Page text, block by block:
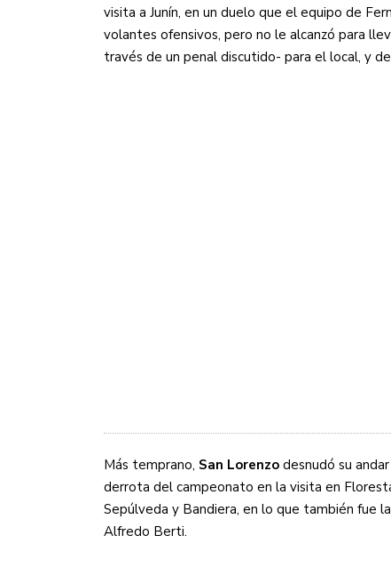
visita a Junín, en un duelo que el equipo de
volantes ofensivos, pero no le alcanzó para
través de un penal discutido- para el local, y
Más temprano, San Lorenzo desnudó su
derrota del campeonato en la visita en
Sepúlveda y Bandiera, en lo que también fue
Alfredo Berti.